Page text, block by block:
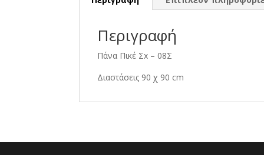
Περιγραφή
Πάνα Πικέ Σx – 08Σ
Διαστάσεις 90 χ 90 cm